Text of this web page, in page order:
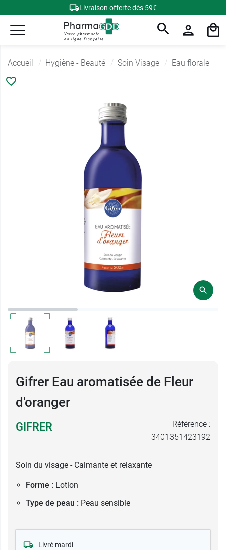
Livraison offerte dès 59€
Accueil Hygiène - Beauté Soin Visage Eau florale
Gifrer Eau aromatisée de Fleur
d'oranger
GIFRER
Référence :
3401351423192
Soin du visage - Calmante et relaxante
Forme : Lotion
Type de peau : Peau sensible
Livré mardi